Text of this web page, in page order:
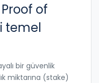
of
temel
bir güvenlik
miktarına (stake)